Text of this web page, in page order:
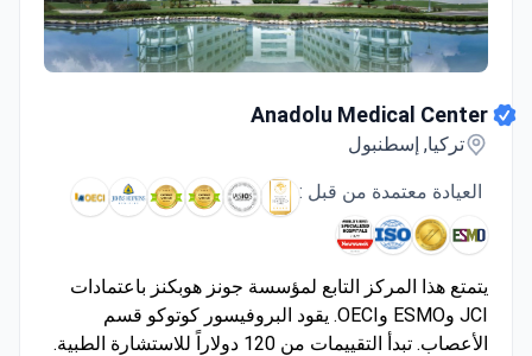
Anadolu Medical Center
تركيا, إسطنبول
العيادة معتمدة من قبل :
يتمتع هذا المركز التابع لمؤسسة جونز هوبكنز باعتمادات
JCI وESMO وOECI. يقود البروفيسور كوتوكو قسم
الأعصاب. تبدأ التقييمات من 120 دولاراً للاستشارة الطبية.